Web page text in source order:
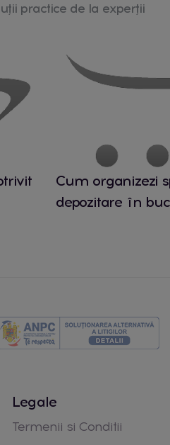
practice de la experții
Cum organizezi
depozitare în
Legale
Termenii si Conditii